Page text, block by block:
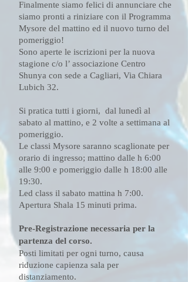
Finalmente siamo felici di annunciare che
siamo pronti a riniziare con il Programma
Mysore del mattino ed il nuovo turno del
pomeriggio!
Sono aperte le iscrizioni per la nuova
stagione c/o l’ associazione Centro
Shunya con sede a Cagliari, Via Chiara
Lubich 32.
Si pratica tutti i giorni, dal lunedì al
sabato al mattino, e 2 volte a settimana al
pomeriggio.
Le classi Mysore saranno scaglionate per
orario di ingresso; mattino dalle h 6:00
alle 9:00 e pomeriggio dalle h 18:00 alle
19:30.
Led class il sabato mattina h 7:00.
Apertura Shala 15 minuti prima.
Pre-Registrazione necessaria per la
partenza del corso.
Posti limitati per ogni turno, causa
riduzione capienza sala per
distanziamento.